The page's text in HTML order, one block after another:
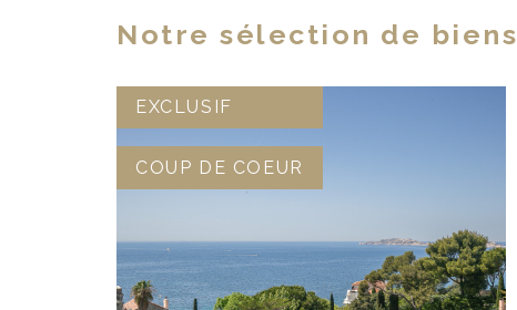
Notre sélection de biens
EXCLUSIF
COUP DE COEUR
VOIR LE BIEN